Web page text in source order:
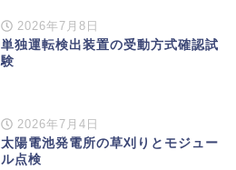
2026年7月8日
単独運転検出装置の受動方式確認試
験
2026年7月4日
太陽電池発電所の草刈りとモジュー
ル点検